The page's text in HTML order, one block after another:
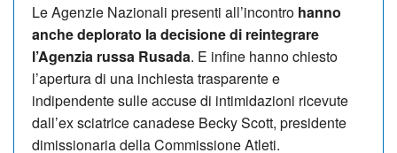
Le Agenzie Nazionali presenti all’incontro hanno
anche deplorato la decisione di reintegrare
l’Agenzia russa Rusada. E infine hanno chiesto
l’apertura di una inchiesta trasparente e
indipendente sulle accuse di intimidazioni ricevute
dall’ex sciatrice canadese Becky Scott, presidente
dimissionaria della Commissione Atleti.